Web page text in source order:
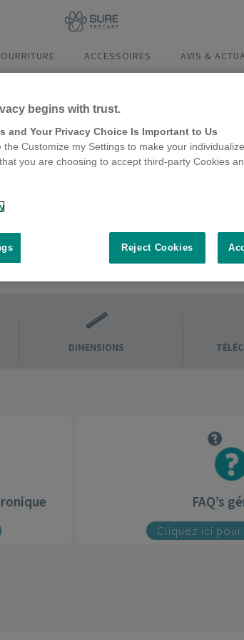
ACCESSOIRES AVIS &
DIMENSIONS
FAQ’s
Cliquez ici pour
begins with trust.
and Your Privacy Choice Is Important to Us
Customize my Settings to make your
you are choosing to accept third-party Cookies
Reject Cookies